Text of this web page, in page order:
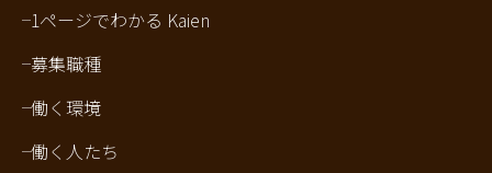
1ページでわかる Kaien
募集職種
働く環境
働く人たち